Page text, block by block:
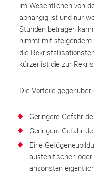
im Wesentlichen von
abhängig ist und nur
Stunden betragen
nimmt mit steigendem
die
kürzer ist die zur
Die Vorteile
Geringere Gefahr
Geringere Gefahr
Eine
austenitischen
ansonsten